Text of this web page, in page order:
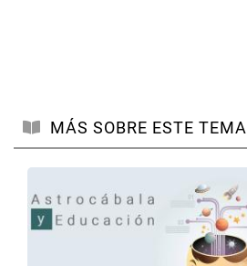
MÁS SOBRE ESTE TEMA